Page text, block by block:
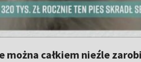
można całkiem nieźle